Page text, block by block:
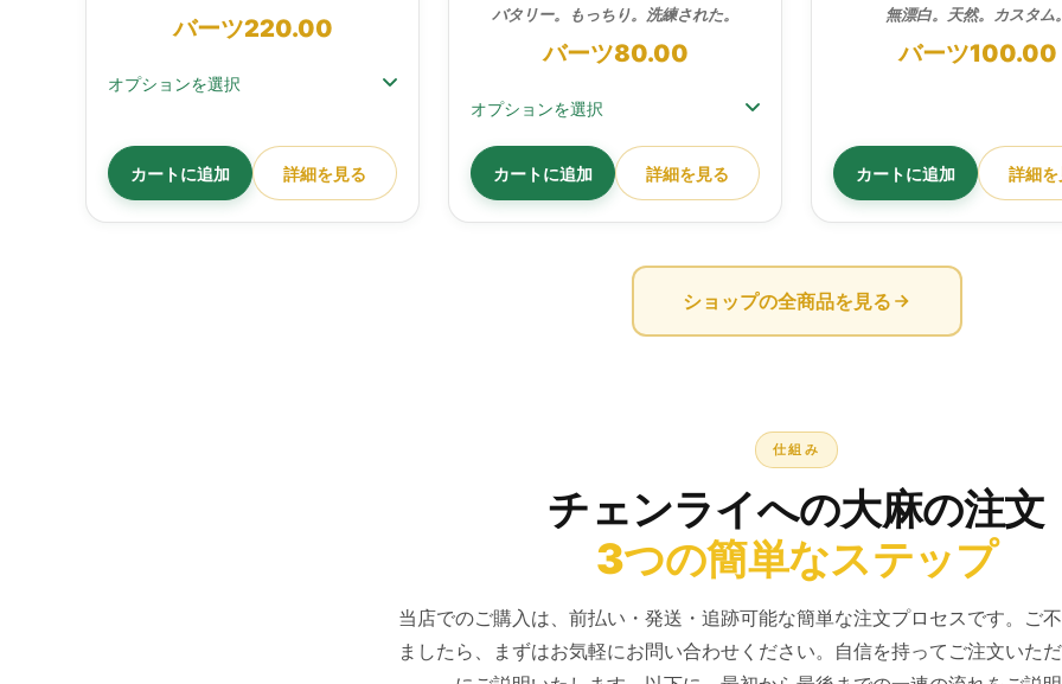
バーツ220.00
オプションを選択
カートに追加 詳細を見る
バタリー。もっちり。洗練された。
バーツ80.00
オプションを選択
カートに追加 詳細を見る
無漂白。天然。カスタム。
バーツ100.00
カートに追加 詳細を
ショップの全商品を見る
仕組み
チェンライへの大麻の注文
3つの簡単なステップ
当店でのご購入は、前払い・発送・追跡可能な簡単な注文プロセスです。ご
ましたら、まずはお気軽にお問い合わせください。自信を持ってご注文いた